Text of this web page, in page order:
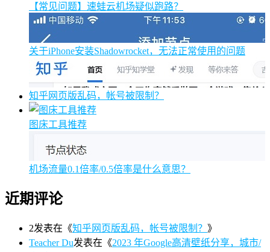
【常见问题】速蛙云机场疑似跑路？
关于iPhone安装Shadowrocket，无法正常使用的问题
知乎网页版乱码，帐号被限制？
图床工具推荐
机场流量0.1倍率/0.5倍率是什么意思？
近期评论
2发表在《知乎网页版乱码，帐号被限制？ 》
Teacher Du发表在《2023 年Google高清壁纸分享，城市/